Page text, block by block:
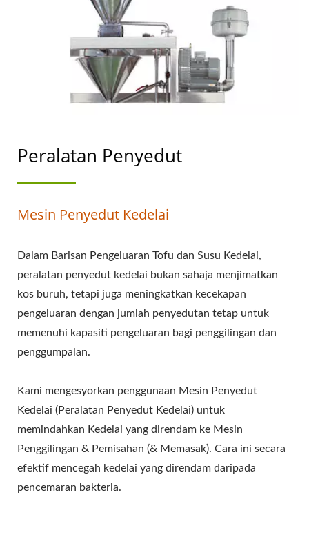
Peralatan Penyedut
Mesin Penyedut Kedelai
Dalam Barisan Pengeluaran Tofu dan Susu Kedelai,
peralatan penyedut kedelai bukan sahaja menjimatkan
kos buruh, tetapi juga meningkatkan kecekapan
pengeluaran dengan jumlah penyedutan tetap untuk
memenuhi kapasiti pengeluaran bagi penggilingan dan
penggumpalan.
Kami mengesyorkan penggunaan Mesin Penyedut
Kedelai (Peralatan Penyedut Kedelai) untuk
memindahkan Kedelai yang direndam ke Mesin
Penggilingan & Pemisahan (& Memasak). Cara ini secara
efektif mencegah kedelai yang direndam daripada
pencemaran bakteria.